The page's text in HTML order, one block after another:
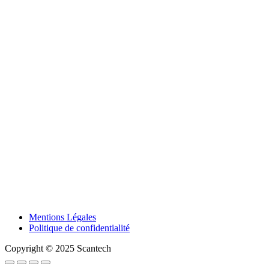
Mentions Légales
Politique de confidentialité
Copyright © 2025 Scantech